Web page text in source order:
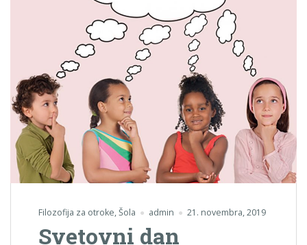
Filozofija za otroke,Šola admin 21. novembra, 2019
Svetovni dan